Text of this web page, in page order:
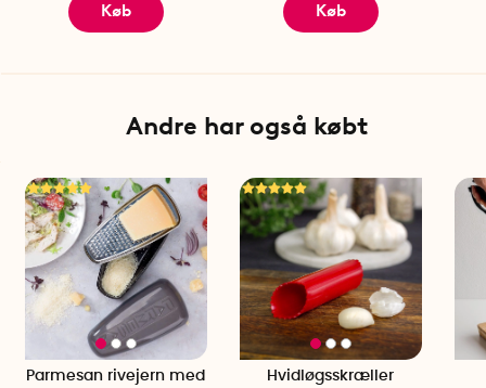
Køb Køb
Andre har også købt
Parmesan rivejern med
Hvidløgsskræller